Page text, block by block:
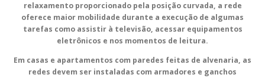
relaxamento proporcionado pela posição curvada, a rede
oferece maior mobilidade durante a execução de algumas
tarefas como assistir à televisão, acessar equipamentos
eletrônicos e nos momentos de leitura.
Em casas e apartamentos com paredes feitas de alvenaria, as
redes devem ser instaladas com armadores e ganchos